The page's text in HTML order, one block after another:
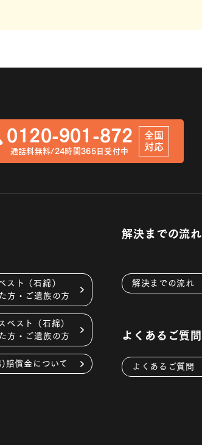
0120-901-872
通話料無料/24時間365日受付中
全国
対応
スト（石綿）
方・ご遺族の方
ベスト（石綿）
方・ご遺族の方
賠償金について
解決までの流れ
解決までの流れ
よくあるご質問
よくあるご質問